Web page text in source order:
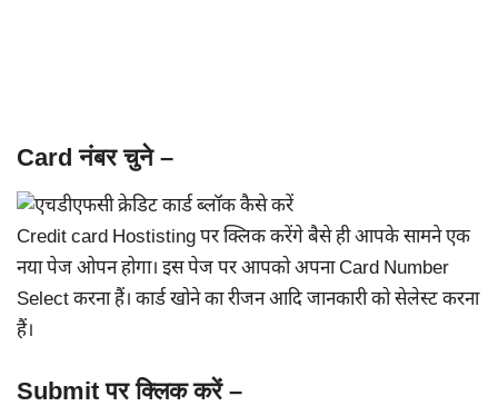
Card नंबर चुने –
Credit card Hostisting पर क्लिक करेंगे बैसे ही आपके सामने एक
नया पेज ओपन होगा। इस पेज पर आपको अपना Card Number
Select करना हैं। कार्ड खोने का रीजन आदि जानकारी को सेलेस्ट करना
हैं।
Submit पर क्लिक करें –